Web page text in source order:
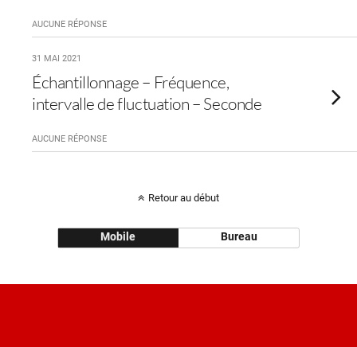
AUCUNE RÉPONSE
31 MAI 2021
Échantillonnage – Fréquence,
intervalle de fluctuation – Seconde
AUCUNE RÉPONSE
Retour au début
Mobile Bureau